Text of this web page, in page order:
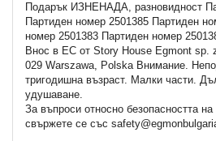
Подарък ИЗНЕНАДА, разновидност
Партиден номер 2501385 Партиден
номер 2501383 Партиден номер
Внос в ЕС от Story House Egmont sp.
029 Warszawa, Polska Внимание.
тригодишна възраст. Малки части.
удушаване.
За въпроси относно безопасността
свържете се със